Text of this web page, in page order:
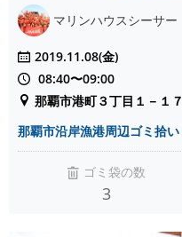
マリンハウスシーサー
2019.11.08(金)
08:40〜09:00
那覇市港町３丁目１－１７
那覇市沿岸漁港周辺ゴミ拾い
ゴミ袋の数
3